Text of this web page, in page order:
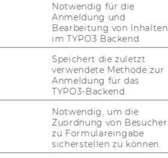
NewsletterBluesky
WEBSEITE
Notwendig für die
Anmeldung und
Bearbeitung von Inhalten
im TYPO3 Backend.
Speichert die zuletzt
verwendete Methode zur
Anmeldung für das
TYPO3-Backend.
Notwendig, um die
Zuordnung von Besucher
zu Formulareingabe
sicherstellen zu können.